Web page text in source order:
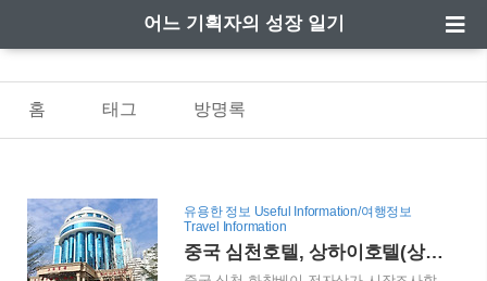
어느 기획자의 성장 일기
홈 태그 방명록
유용한 정보 Useful Information/여행정보
Travel Information
중국 심천호텔, 상하이호텔(상해호텔: Shanghai Hotel) - 화창베이 전자상가 부근 위치